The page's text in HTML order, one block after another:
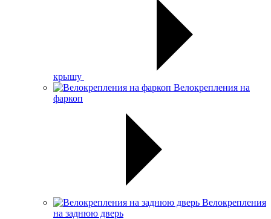
крышу
Велокрепления на
фаркоп
Велокрепления
на заднюю дверь